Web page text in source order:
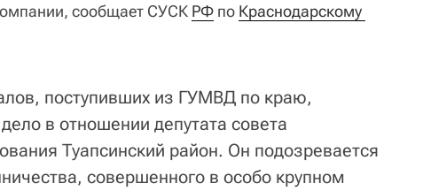
сообщает СУСК РФ по Краснодарскому
поступивших из ГУМВД по краю,
в отношении депутата совета
Туапсинский район. Он подозревается
совершенного в особо крупном